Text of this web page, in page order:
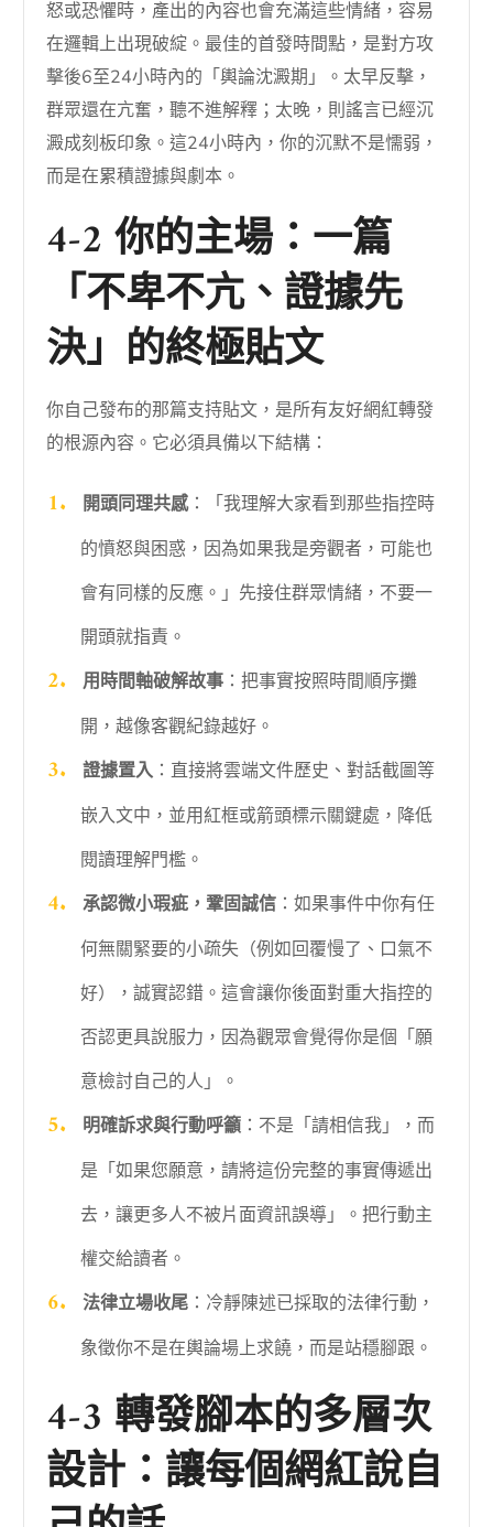
怒或恐懼時，產出的內容也會充滿這些情緒，容易
在邏輯上出現破綻。最佳的首發時間點，是對方攻
擊後6至24小時內的「輿論沈澱期」。太早反擊，
群眾還在亢奮，聽不進解釋；太晚，則謠言已經沉
澱成刻板印象。這24小時內，你的沉默不是懦弱，
而是在累積證據與劇本。
4-2 你的主場：一篇
「不卑不亢、證據先
決」的終極貼文
你自己發布的那篇支持貼文，是所有友好網紅轉發
的根源內容。它必須具備以下結構：
開頭同理共感：「我理解大家看到那些指控時
的憤怒與困惑，因為如果我是旁觀者，可能也
會有同樣的反應。」先接住群眾情緒，不要一
開頭就指責。
用時間軸破解故事：把事實按照時間順序攤
開，越像客觀紀錄越好。
證據置入：直接將雲端文件歷史、對話截圖等
嵌入文中，並用紅框或箭頭標示關鍵處，降低
閱讀理解門檻。
承認微小瑕疵，鞏固誠信：如果事件中你有任
何無關緊要的小疏失（例如回覆慢了、口氣不
好），誠實認錯。這會讓你後面對重大指控的
否認更具說服力，因為觀眾會覺得你是個「願
意檢討自己的人」。
明確訴求與行動呼籲：不是「請相信我」，而
是「如果您願意，請將這份完整的事實傳遞出
去，讓更多人不被片面資訊誤導」。把行動主
權交給讀者。
法律立場收尾：冷靜陳述已採取的法律行動，
象徵你不是在輿論場上求饒，而是站穩腳跟。
4-3 轉發腳本的多層次
設計：讓每個網紅說自